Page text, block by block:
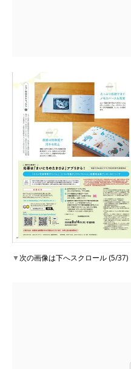
▼次の画像は下へスクロール (5/37)